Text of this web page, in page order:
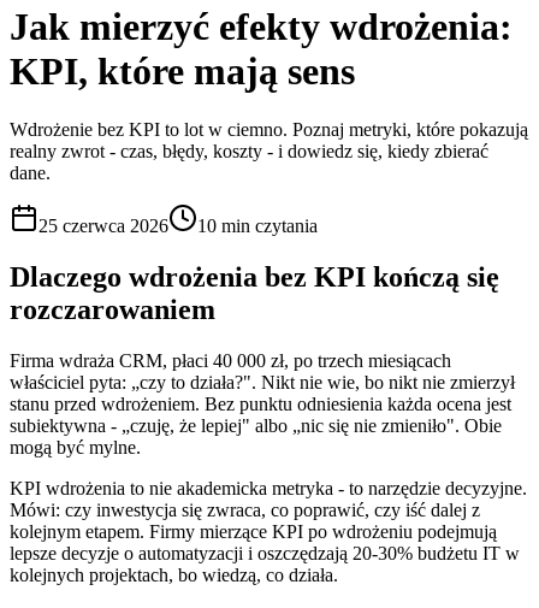
Jak mierzyć efekty wdrożenia:
KPI, które mają sens
Wdrożenie bez KPI to lot w ciemno. Poznaj metryki, które pokazują
realny zwrot - czas, błędy, koszty - i dowiedz się, kiedy zbierać
dane.
25 czerwca 2026 10 min czytania
Dlaczego wdrożenia bez KPI kończą się
rozczarowaniem
Firma wdraża CRM, płaci 40 000 zł, po trzech miesiącach
właściciel pyta: „czy to działa?". Nikt nie wie, bo nikt nie zmierzył
stanu przed wdrożeniem. Bez punktu odniesienia każda ocena jest
subiektywna - „czuję, że lepiej" albo „nic się nie zmieniło". Obie
mogą być mylne.
KPI wdrożenia to nie akademicka metryka - to narzędzie decyzyjne.
Mówi: czy inwestycja się zwraca, co poprawić, czy iść dalej z
kolejnym etapem. Firmy mierzące KPI po wdrożeniu podejmują
lepsze decyzje o automatyzacji i oszczędzają 20-30% budżetu IT w
kolejnych projektach, bo wiedzą, co działa.